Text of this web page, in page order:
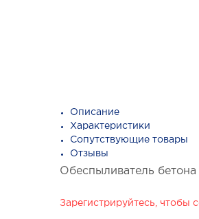
Описание
Характеристики
Сопутствующие товары
Отзывы
Обеспыливатель
Зарегистрируйтесь, чтобы